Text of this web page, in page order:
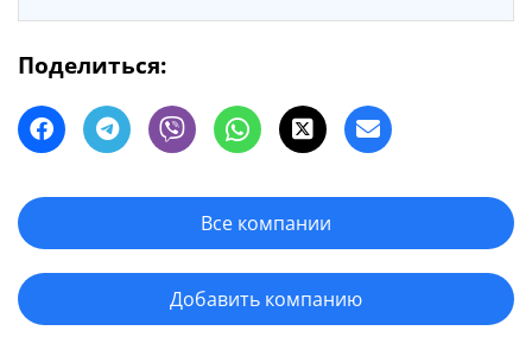
Поделиться:
Все компании
Добавить компанию